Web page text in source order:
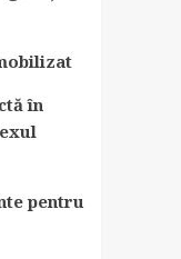
în
pentru